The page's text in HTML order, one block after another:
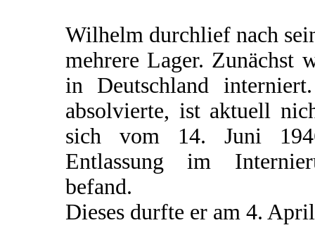
Wilhelm durchlief nach
mehrere Lager. Zunächst
in Deutschland
absolvierte, ist aktuell
sich vom 14. Juni
Entlassung im
befand.
Dieses durfte er am 4.